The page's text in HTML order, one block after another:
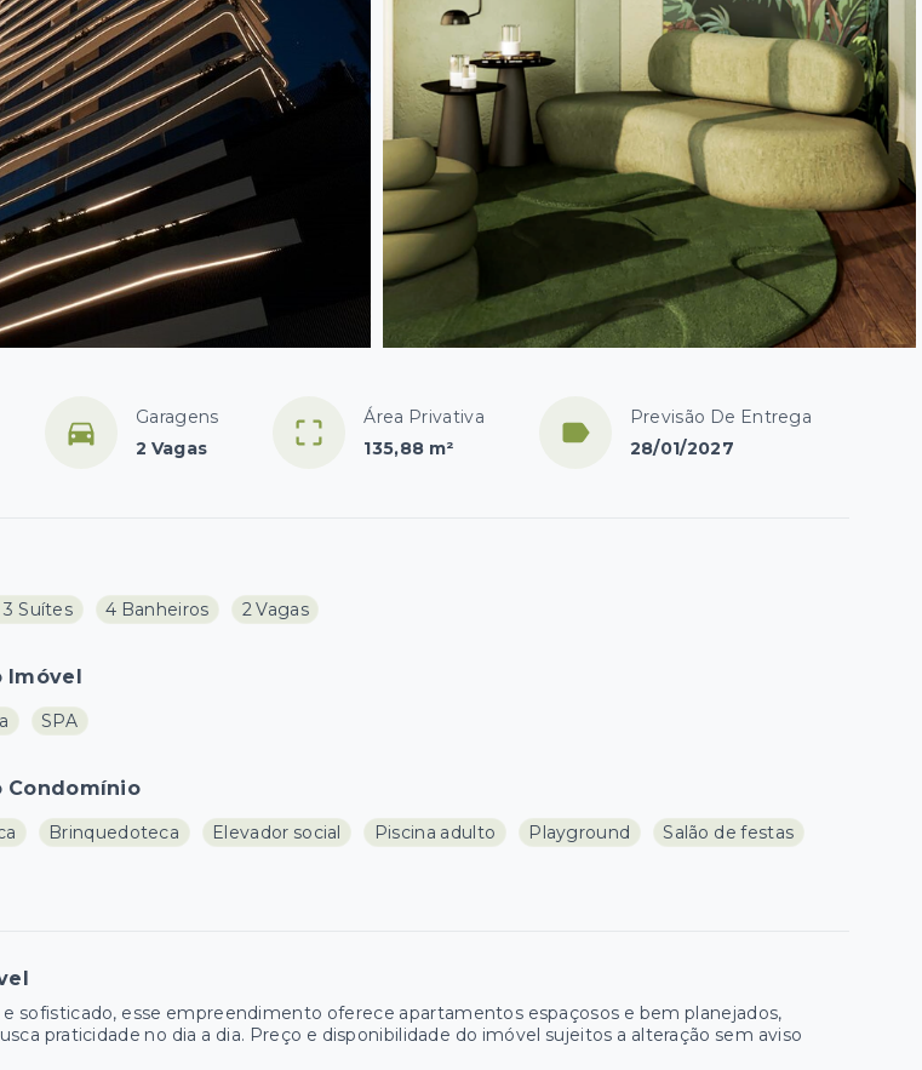
Garagens
2 Vagas
Área Privativa
135,88 m²
Previsão De Entrega
28/01/2027
Suítes 4 Banheiros 2 Vagas
SPA
Condomínio
Brinquedoteca Elevador social Piscina adulto Playground
Salão de festas
sofisticado, esse empreendimento oferece apartamentos espaçosos e bem planejados,
praticidade no dia a dia. Preço e disponibilidade do imóvel sujeitos a alteração sem aviso